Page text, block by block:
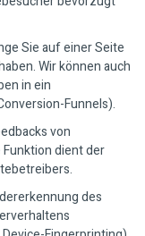
Sie auf einer Seite
Wir können auch
in ein
Funnels).
von
dient der
des